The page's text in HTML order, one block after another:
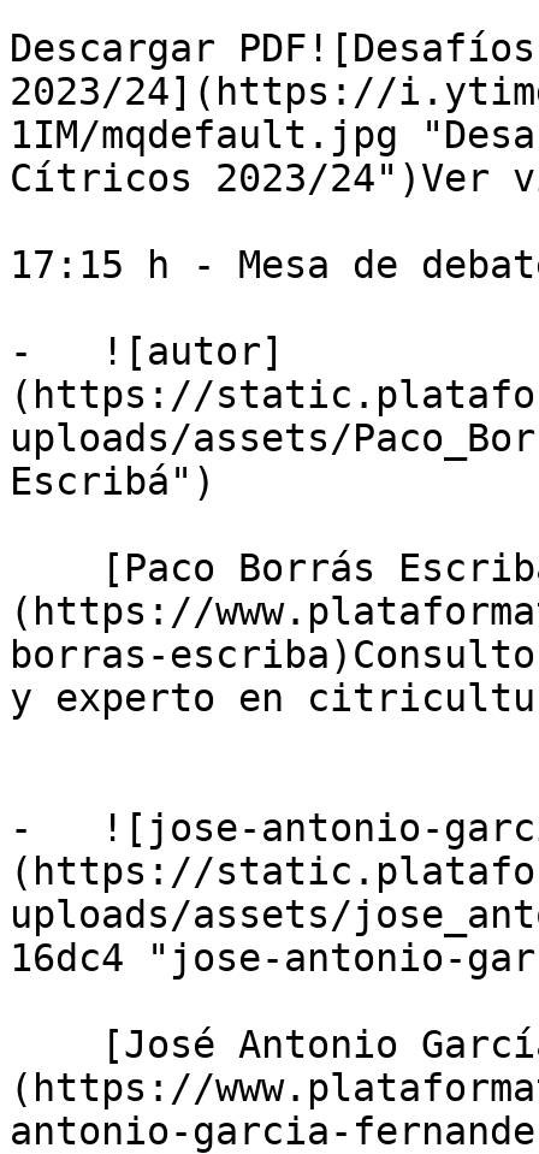
Descargar
2023/24](https://
1IM/mqdefault.jpg
Cítricos 2023/24")Ver
17:15 h - Mesa de
-   ![autor]
(https://
uploads/assets/
Escribá")
(https://
borras-
y experto en
-   ![jose-antonio-
(https://
uploads/assets/
16dc4 "jose-antonio-
(https://
antonio-garcia-